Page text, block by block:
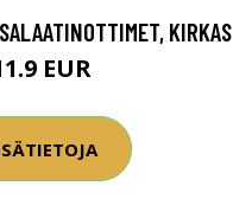
KIRKAS
EUR